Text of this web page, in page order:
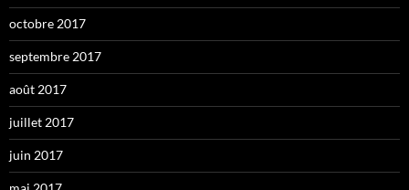
octobre 2017
septembre 2017
août 2017
juillet 2017
juin 2017